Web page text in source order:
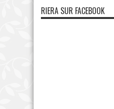
RIERA SUR FACEBOOK